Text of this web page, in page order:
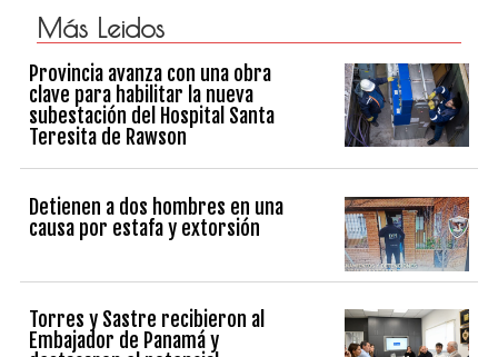
Más Leidos
Provincia avanza con una obra
clave para habilitar la nueva
subestación del Hospital Santa
Teresita de Rawson
Detienen a dos hombres en una
causa por estafa y extorsión
Torres y Sastre recibieron al
Embajador de Panamá y